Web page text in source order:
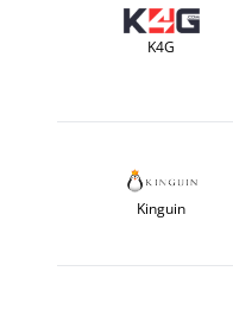
K4G
Kinguin